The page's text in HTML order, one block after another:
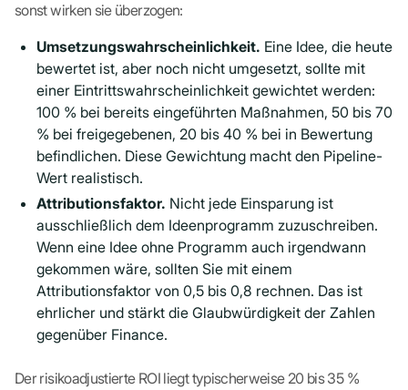
sonst wirken sie überzogen:
Umsetzungswahrscheinlichkeit. Eine Idee, die heute
bewertet ist, aber noch nicht umgesetzt, sollte mit
einer Eintrittswahrscheinlichkeit gewichtet werden:
100 % bei bereits eingeführten Maßnahmen, 50 bis 70
% bei freigegebenen, 20 bis 40 % bei in Bewertung
befindlichen. Diese Gewichtung macht den Pipeline-
Wert realistisch.
Attributionsfaktor. Nicht jede Einsparung ist
ausschließlich dem Ideenprogramm zuzuschreiben.
Wenn eine Idee ohne Programm auch irgendwann
gekommen wäre, sollten Sie mit einem
Attributionsfaktor von 0,5 bis 0,8 rechnen. Das ist
ehrlicher und stärkt die Glaubwürdigkeit der Zahlen
gegenüber Finance.
Der risikoadjustierte ROI liegt typischerweise 20 bis 35 %